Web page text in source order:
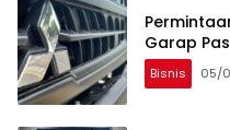
Garap
Bisnis 05/